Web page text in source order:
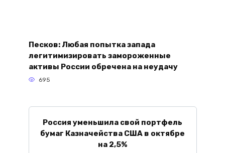
Песков: Любая попытка запада
легитимизировать замороженные
активы России обречена на неудачу
695
Россия уменьшила свой портфель
бумаг Казначейства США в октябре
на 2,5%